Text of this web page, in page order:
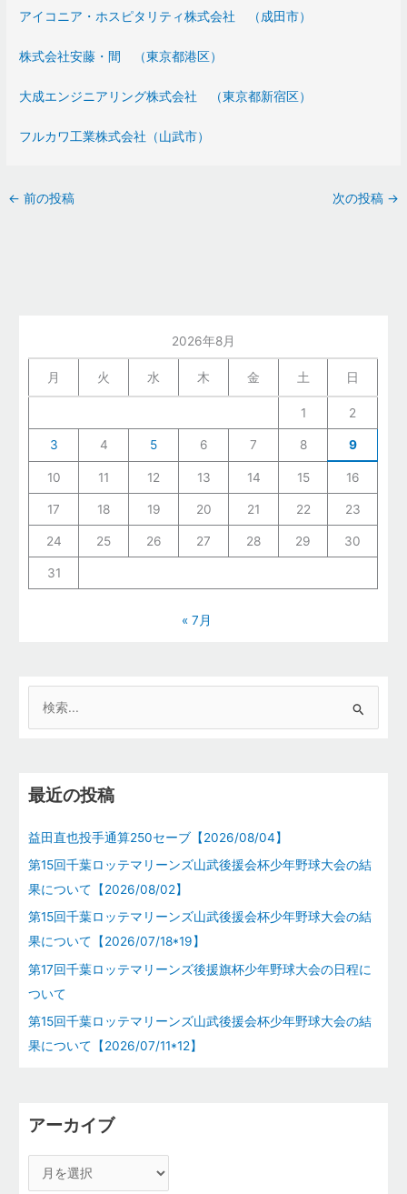
アイコニア・ホスピタリティ株式会社 （成田市）
株式会社安藤・間 （東京都港区）
大成エンジニアリング株式会社 （東京都新宿区）
フルカワ工業株式会社（山武市）
← 前の投稿 次の投稿 →
2026年8月
月 火 水 木 金 土 日
1 2
3 4 5 6 7 8 9
10 11 12 13 14 15 16
17 18 19 20 21 22 23
24 25 26 27 28 29 30
31
« 7月
象
最近の投稿
益田直也投手通算250セーブ【2026/08/04】
第15回千葉ロッテマリーンズ山武後援会杯少年野球大会の結
果について【2026/08/02】
第15回千葉ロッテマリーンズ山武後援会杯少年野球大会の結
果について【2026/07/18*19】
第17回千葉ロッテマリーンズ後援旗杯少年野球大会の日程に
ついて
第15回千葉ロッテマリーンズ山武後援会杯少年野球大会の結
果について【2026/07/11*12】
アーカイブ